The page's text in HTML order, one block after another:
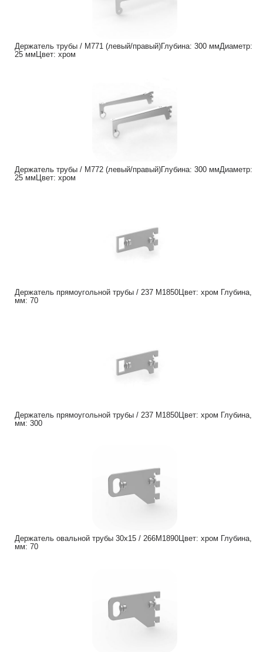
Держатель трубы / M771 (левый/правый)Глубина: 300 ммДиаметр:
25 ммЦвет: хром
Держатель трубы / M772 (левый/правый)Глубина: 300 ммДиаметр:
25 ммЦвет: хром
Держатель прямоугольной трубы / 237 M1850Цвет: хром Глубина,
мм: 70
Держатель прямоугольной трубы / 237 M1850Цвет: хром Глубина,
мм: 300
Держатель овальной трубы 30х15 / 266М1890Цвет: хром Глубина,
мм: 70